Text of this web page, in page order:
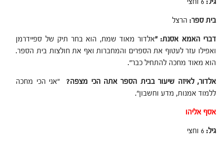
גיל: 6 וחצי
בית ספר: הרצל
דברי האמא אסנת: "אלדור מאוד שמח, הוא בחר תיק של ספיידרמן
ואפילו עזר לעטוף את הספרים והמחברות ואף את חולצות בית הספר.
הוא מאוד מחכה להתחיל כבר".
אלדור, לאיזה שיעור בבית הספר אתה הכי מצפה? "אני הכי מחכה
ללמוד אמנות, מדע וחשבון".
אסף אליהו
גיל: 6 וחצי